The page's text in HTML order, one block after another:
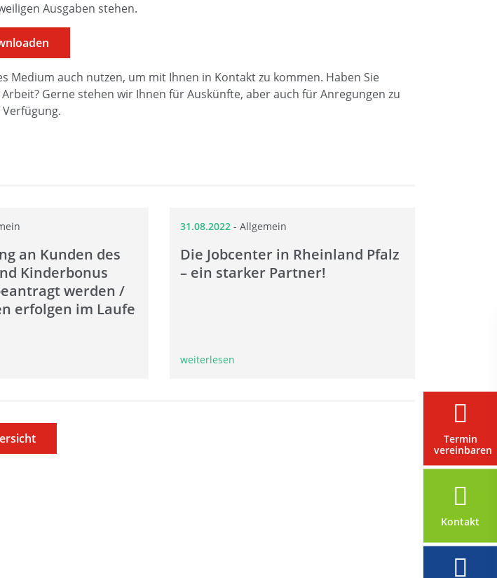
Termin
vereinbaren
Kontakt
Ausgaben stehen.
Medium auch nutzen, um mit Ihnen in Kontakt zu kommen. Haben Sie
Gerne stehen wir Ihnen für Auskünfte, aber auch für Anregungen zu
an Kunden des
Kinderbonus
werden /
erfolgen im Laufe
31.08.2022 - Allgemein
Die Jobcenter in Rheinland Pfalz
– ein starker Partner!
weiterlesen